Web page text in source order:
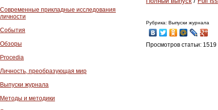
Современные прикладные исследования
личности
События
Обзоры
Procedia
Личность, преобразующая мир
Выпуски журнала
Методы и методики
Рубрика: Выпуски журнала
Просмотров статьи: 1519